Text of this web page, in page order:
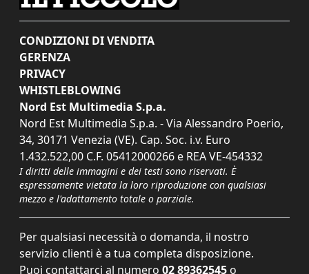
CONDIZIONI DI VENDITA
GERENZA
PRIVACY
WHISTLEBLOWING
Nord Est Multimedia S.p.a.
Nord Est Multimedia S.p.a. - Via Alessandro Poerio,
34, 30171 Venezia (VE). Cap. Soc. i.v. Euro
1.432.522,00 C.F. 05412000266 e REA VE-454332
I diritti delle immagini e dei testi sono riservati. È
espressamente vietata la loro riproduzione con qualsiasi
mezzo e l'adattamento totale o parziale.
Per qualsiasi necessità o domanda, il nostro
servizio clienti è a tua completa disposizione.
Puoi contattarci al numero 02 89362545 o